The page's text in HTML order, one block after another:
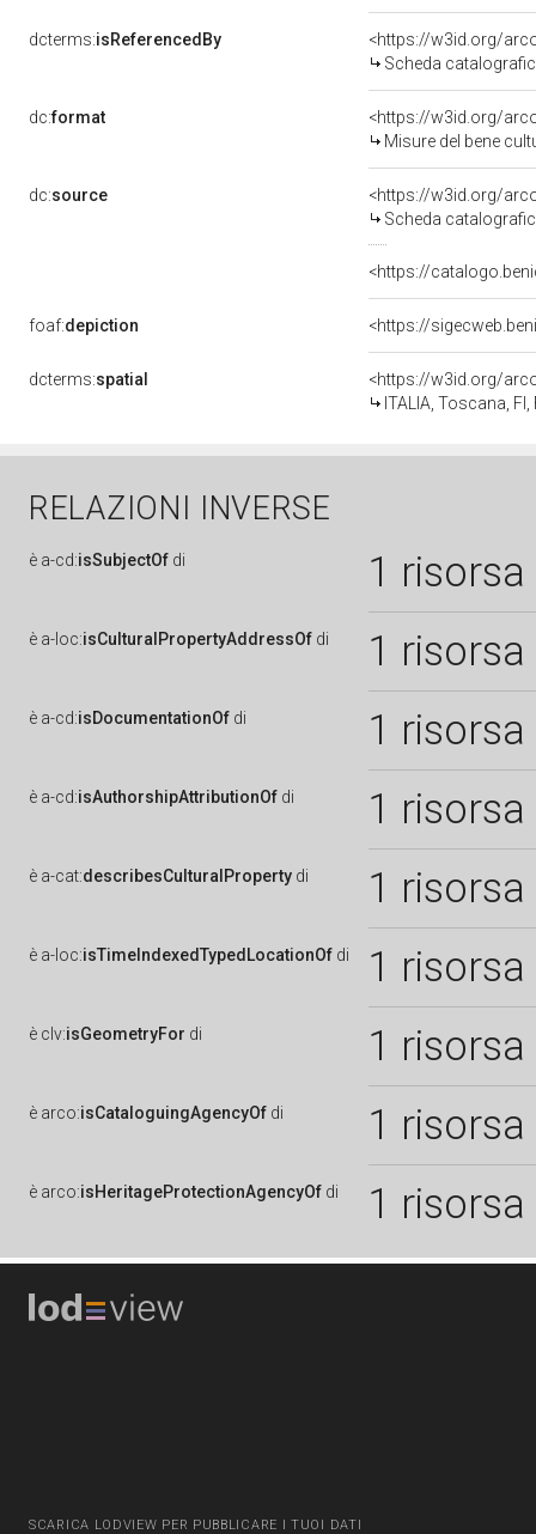
dcterms:isReferencedBy
<https://w3id.org/
Scheda
dc:format
<https://w3id.org/
Misure del bene
dc:source
<https://w3id.org/
Scheda
<https://
foaf:depiction <https://
dcterms:spatial
<https://w3id.org/
ITALIA, Toscana, FI,
RELAZIONI INVERSE
è a-cd:isSubjectOf di 1 risorsa
è a-loc:isCulturalPropertyAddressOf di 1 risorsa
è a-cd:isDocumentationOf di 1 risorsa
è a-cd:isAuthorshipAttributionOf di 1 risorsa
è a-cat:describesCulturalProperty di 1 risorsa
è a-loc:isTimeIndexedTypedLocationOf di 1 risorsa
è clv:isGeometryFor di 1 risorsa
è arco:isCataloguingAgencyOf di 1 risorsa
è arco:isHeritageProtectionAgencyOf di 1 risorsa
SCARICA LODVIEW PER PUBBLICARE I TUOI DATI